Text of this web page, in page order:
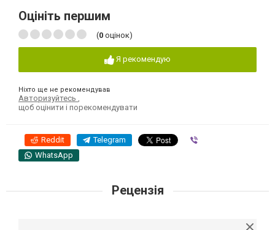
Оцініть першим
(0 оцінок)
Я рекомендую
Ніхто ще не рекомендував
Авторизуйтесь
щоб оцінити і порекомендувати
Reddit Telegram
WhatsApp
Рецензія